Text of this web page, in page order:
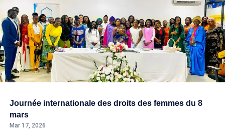
Journée internationale des droits des femmes du 8
mars
Mar 17, 2026